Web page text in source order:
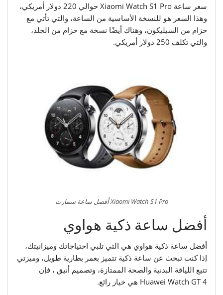
سعر ساعة Xiaomi Watch S1 Pro حوالي 220 دولار أمريكي،
وهذا السعر هو للنسخة الأساسية من الساعة، والتي تأتي مع
حزام من السيليكون، وهناك أيضًا نسخة مع حزام من الجلد،
والتي تكلف 250 دولار أمريكي.
Xiaomi Watch S1 Pro أفضل ساعة سمارت
أفضل ساعة ذكية هواوي
أفضل ساعة ذكية هواوي هي التي تلبي احتياجاتك وميزانيتك،
إذا كنت تبحث عن ساعة ذكية تتميز بعمر بطارية طويل، وميزتي
تتبع اللياقة البدنية والصحة الممتازة، وتصميم أنيق ، فإن
Huawei Watch GT 4 هي خيار رائع.